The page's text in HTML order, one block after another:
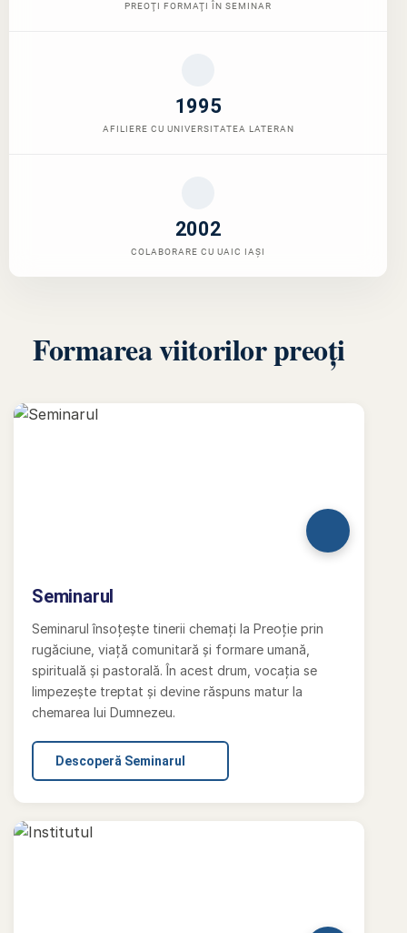
PREOŢI FORMAŢI ÎN SEMINAR
1995
AFILIERE CU UNIVERSITATEA LATERAN
2002
COLABORARE CU UAIC IAŞI
Formarea viitorilor preoți
Seminarul
Seminarul însoțește tinerii chemați la Preoție prin
rugăciune, viață comunitară și formare umană,
spirituală și pastorală. În acest drum, vocația se
limpezește treptat și devine răspuns matur la
chemarea lui Dumnezeu.
Descoperă Seminarul